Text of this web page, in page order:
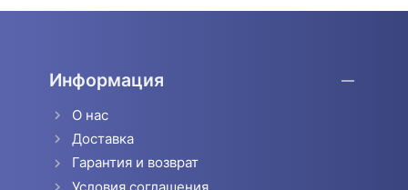
Информация
О нас
Доставка
Гарантия и возврат
Условия соглашения